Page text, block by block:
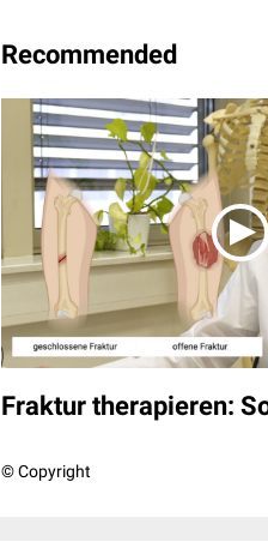
Recommended
Fraktur therapieren:
© Copyright